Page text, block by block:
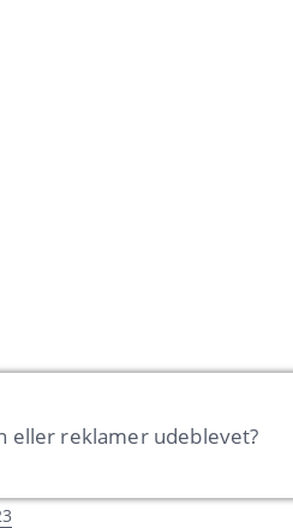
eller reklamer udeblevet?